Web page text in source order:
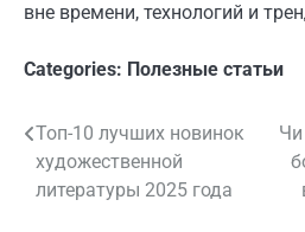
вне времени, технологий и
Categories: Полезные статьи
Навигация
по
Топ-10 лучших новинок
художественной
литературы 2025 года
Чи